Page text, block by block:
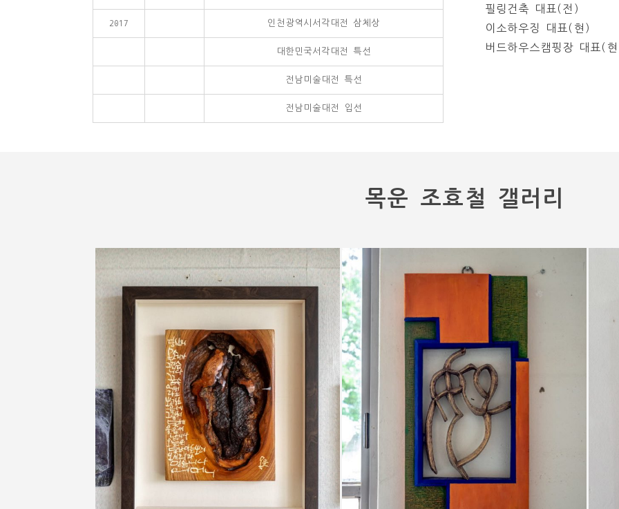
2017 인천광역시서각대전 삼체상
대한민국서각대전 특선
전남미술대전 특선
전남미술대전 입선
필링건축 대표(전)
이소하우징 대표(현)
버드하우스캠핑장 대표(
목운 조효철 갤러리